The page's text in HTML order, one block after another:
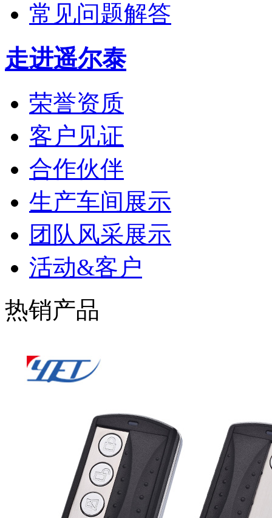
常见问题解答
走进遥尔泰
荣誉资质
客户见证
合作伙伴
生产车间展示
团队风采展示
活动&客户
热销产品